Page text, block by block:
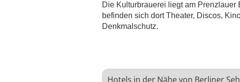
Die Kulturbrauerei liegt am Prenzlauer
befinden sich dort Theater, Discos,
Denkmalschutz.
Hotels in der Nähe von Berliner